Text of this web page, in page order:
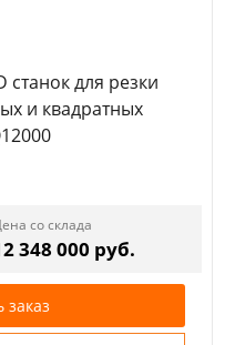
для резки
и квадратных
со склада
348 000 руб.